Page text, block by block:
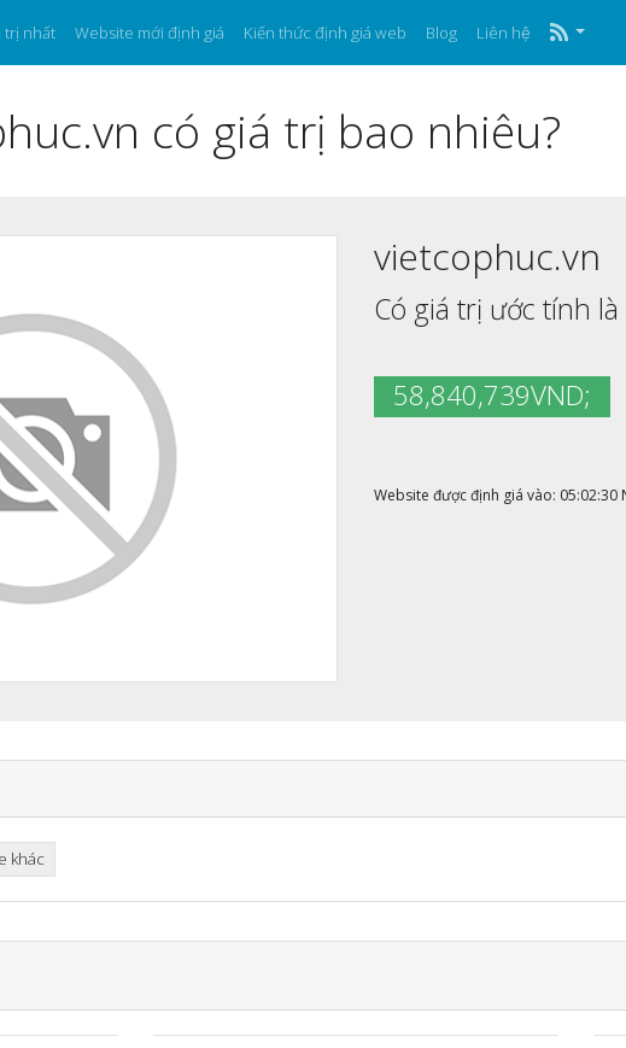
trị nhất Website mới định giá Kiến thức định giá web Blog Liên hệ
có giá trị bao nhiêu?
vietcophuc.vn
Có giá trị ước tính là
58,840,739VND;
Website được định giá vào:
khác